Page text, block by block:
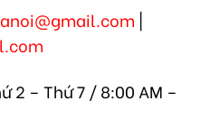
|
2 – Thứ 7 / 8:00 AM –